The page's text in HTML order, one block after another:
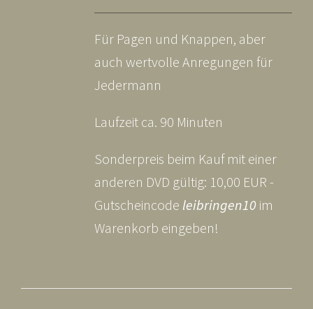
Für Pagen und Knappen, aber
auch wertvolle Anregungen für
Jedermann
Laufzeit ca. 90 Minuten
Sonderpreis beim Kauf mit einer
anderen DVD gültig: 10,00 EUR -
Gutscheincode leibringen10im
Warenkorb eingeben!